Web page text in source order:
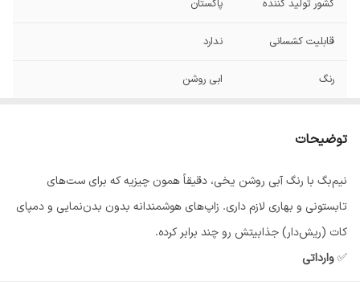
کشور تولید کننده پاکستان
قابلیت کشسانی ندارد
رنگ ابی روشن
سایز40
🔹عرض باسن۵۵
سایز42
توضیحات
نیم‌بگ با رنگ آبی روشن یخی، دقیقاً همون چیزیه که برای ست‌های
تابستونی و بهاری لازم داری. زاپ‌های هوشمندانه بدون بدن‌نمایی و دمپای
کات (ریش‌دار) جذابیتش رو چند برابر کرده.
✅وارداتی